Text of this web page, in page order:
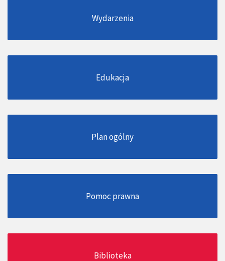
Wydarzenia
Edukacja
Plan ogólny
Pomoc prawna
Biblioteka